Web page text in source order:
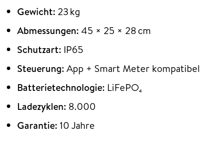
Gewicht: 23 kg
Abmessungen: 45 × 25 × 28 cm
Schutzart: IP65
Steuerung: App + Smart Meter kompatibel
Batterietechnologie: LiFePO₄
Ladezyklen: 8.000
Garantie: 10 Jahre